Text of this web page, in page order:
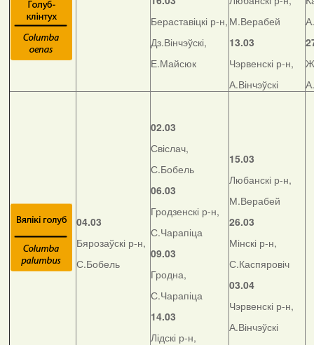
Бераставіцкі р-н,
Дз.Вінчэўскі,
Е.Майсюк
М.Верабей
13.03
Чэрвенскі р-н,
А.Вінчэўскі
04.03
Бярозаўскі р-н,
С.Бобель
02.03
Свіслач,
С.Бобель
06.03
Гродзенскі р-н,
С.Чарапіца
09.03
Гродна,
С.Чарапіца
14.03
Лідскі р-н,
15.03
Любанскі р-н,
М.Верабей
26.03
Мінскі р-н,
С.Каспяровіч
03.04
Чэрвенскі р-н,
А.Вінчэўскі